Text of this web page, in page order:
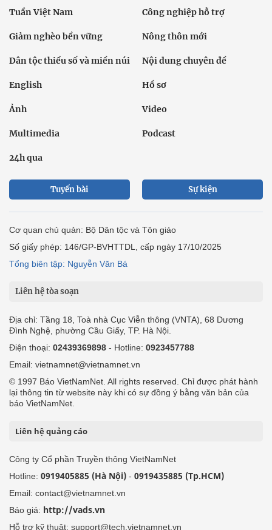
Tuần Việt Nam Công nghiệp hỗ trợ
Giảm nghèo bền vững Nông thôn mới
Dân tộc thiểu số và miền núi Nội dung chuyên đề
English Hồ sơ
Ảnh Video
Multimedia Podcast
24h qua
Tuyến bài Sự kiện
Cơ quan chủ quản: Bộ Dân tộc và Tôn giáo
Số giấy phép: 146/GP-BVHTTDL, cấp ngày 17/10/2025
Tổng biên tập: Nguyễn Văn Bá
Liên hệ tòa soạn
Địa chỉ: Tầng 18, Toà nhà Cục Viễn thông (VNTA), 68 Dương
Đình Nghệ, phường Cầu Giấy, TP. Hà Nội.
Điện thoại: 02439369898 - Hotline: 0923457788
Email: vietnamnet@vietnamnet.vn
© 1997 Báo VietNamNet. All rights reserved. Chỉ được phát hành
lại thông tin từ website này khi có sự đồng ý bằng văn bản của
báo VietNamNet.
Liên hệ quảng cáo
Công ty Cổ phần Truyền thông VietNamNet
Hotline: 0919405885 (Hà Nội) - 0919435885 (Tp.HCM)
Email: contact@vietnamnet.vn
Báo giá: http://vads.vn
Hỗ trợ kỹ thuật: support@tech.vietnamnet.vn